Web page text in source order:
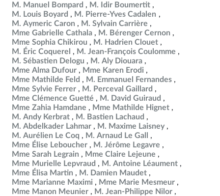
M. Manuel Bompard
M. Idir Boumertit
M. Louis Boyard
M. Pierre-Yves Cadalen
M. Aymeric Caron
M. Sylvain Carrière
Mme Gabrielle Cathala
M. Bérenger Cernon
Mme Sophia Chikirou
M. Hadrien Clouet
M. Éric Coquerel
M. Jean-François Coulomme
M. Sébastien Delogu
M. Aly Diouara
Mme Alma Dufour
Mme Karen Erodi
Mme Mathilde Feld
M. Emmanuel Fernandes
Mme Sylvie Ferrer
M. Perceval Gaillard
Mme Clémence Guetté
M. David Guiraud
Mme Zahia Hamdane
Mme Mathilde Hignet
M. Andy Kerbrat
M. Bastien Lachaud
M. Abdelkader Lahmar
M. Maxime Laisney
M. Aurélien Le Coq
M. Arnaud Le Gall
Mme Élise Leboucher
M. Jérôme Legavre
Mme Sarah Legrain
Mme Claire Lejeune
Mme Murielle Lepvraud
M. Antoine Léaument
Mme Élisa Martin
M. Damien Maudet
Mme Marianne Maximi
Mme Marie Mesmeur
Mme Manon Meunier
M. Jean-Philippe Nilor